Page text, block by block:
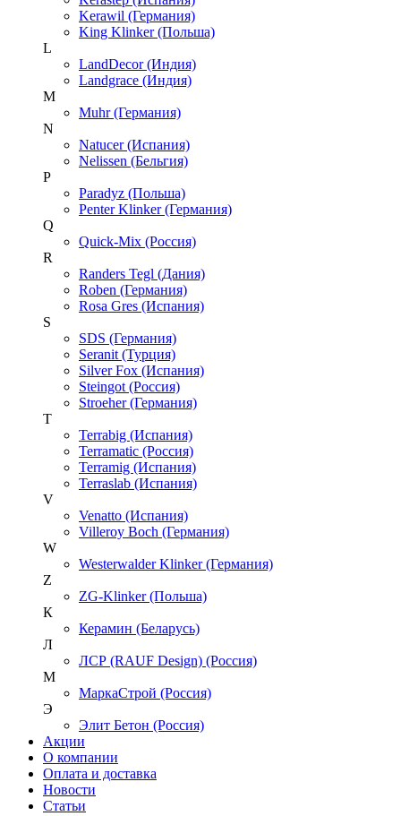
Kerawil (Германия)
King Klinker (Польша)
L
LandDecor (Индия)
Landgrace (Индия)
M
Muhr (Германия)
N
Natucer (Испания)
Nelissen (Бельгия)
P
Paradyz (Польша)
Penter Klinker (Германия)
Q
Quick-Mix (Россия)
R
Randers Tegl (Дания)
Roben (Германия)
Rosa Gres (Испания)
S
SDS (Германия)
Seranit (Турция)
Silver Fox (Испания)
Steingot (Россия)
Stroeher (Германия)
T
Terrabig (Испания)
Terramatic (Россия)
Terramig (Испания)
Terraslab (Испания)
V
Venatto (Испания)
Villeroy Boch (Германия)
W
Westerwalder Klinker (Германия)
Z
ZG-Klinker (Польша)
К
Керамин (Беларусь)
Л
ЛСР (RAUF Design) (Россия)
М
МаркаСтрой (Россия)
Э
Элит Бетон (Россия)
Акции
О компании
Оплата и доставка
Новости
Статьи